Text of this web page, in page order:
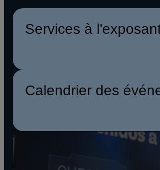
Services à
Calendrier des